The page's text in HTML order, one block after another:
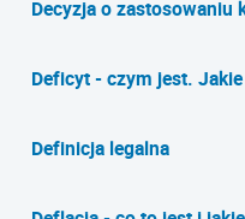
Decyzja o zastosowaniu
Deficyt - czym jest.
Definicja legalna